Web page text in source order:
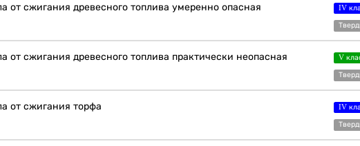
от сжигания древесного топлива умеренно опасная IV
от сжигания древесного топлива практически неопасная V
от сжигания торфа IV